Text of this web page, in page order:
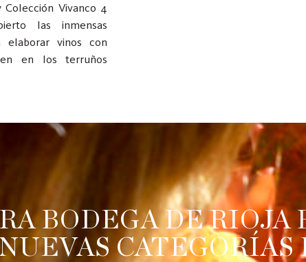
Vivanco 4
las inmensas
elaborar vinos con
en los terruños
BODEGA DE RIOJA
CATEGORÍAS